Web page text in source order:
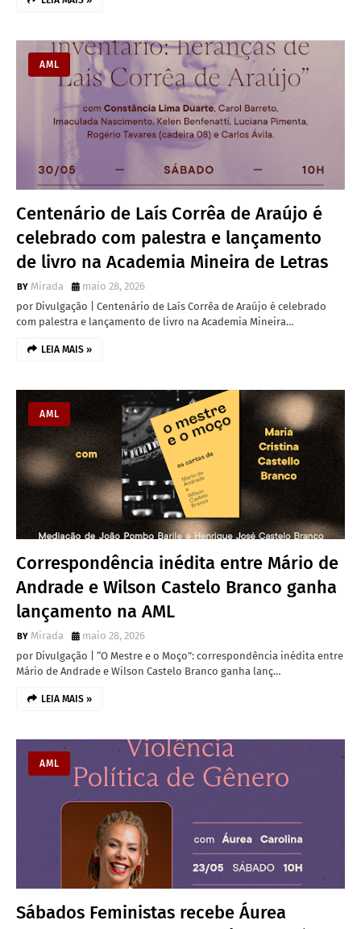
AML
Centenário de Laís Corrêa de Araújo é
celebrado com palestra e lançamento
de livro na Academia Mineira de Letras
Mirada
maio 28, 2026
por Divulgação | Centenário de Laís Corrêa de Araújo é celebrado
com palestra e lançamento de livro na Academia Mineira…
LEIA MAIS »
AML
Correspondência inédita entre Mário de
Andrade e Wilson Castelo Branco ganha
lançamento na AML
Mirada
maio 28, 2026
por Divulgação | “O Mestre e o Moço”: correspondência inédita entre
Mário de Andrade e Wilson Castelo Branco ganha lanç…
LEIA MAIS »
AML
Sábados Feministas recebe Áurea